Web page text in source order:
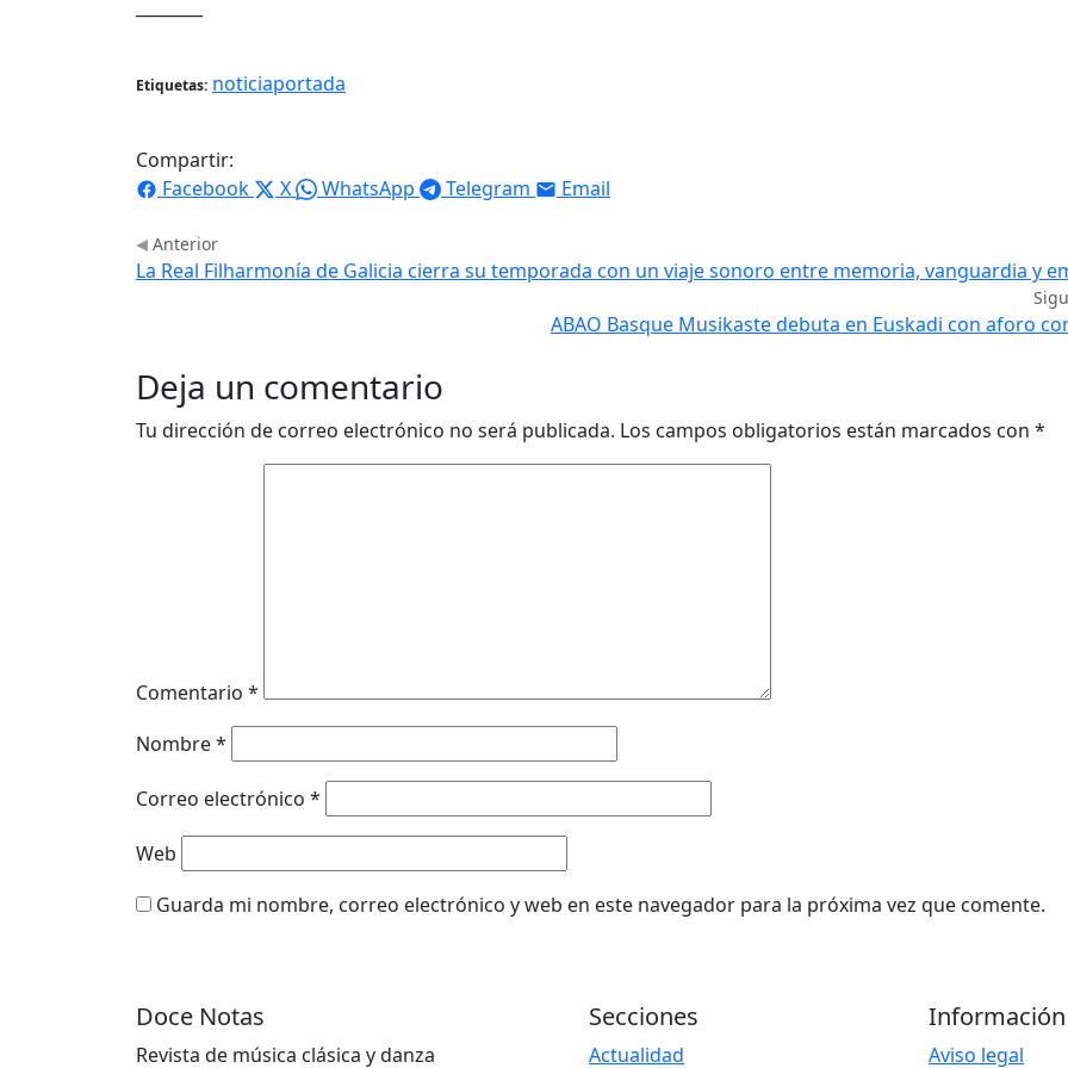
Etiquetas: noticiaportada
Compartir:
Facebook
X WhatsApp Telegram Email
Anterior
La Real Filharmonía de Galicia cierra su temporada con un viaje sonoro entre memoria, vanguardia y
ABAO Basque Musikaste debuta en Euskadi con aforo
Deja un comentario
Tu dirección de correo electrónico no será publicada. Los campos obligatorios están marcados con *
Comentario *
Nombre*
Correo electrónico *
Web
Guarda mi nombre, correo electrónico y web en este navegador para la próxima vez que comente.
Doce Notas
Revista de música clásica y danza
Secciones
Actualidad
Información
Aviso legal